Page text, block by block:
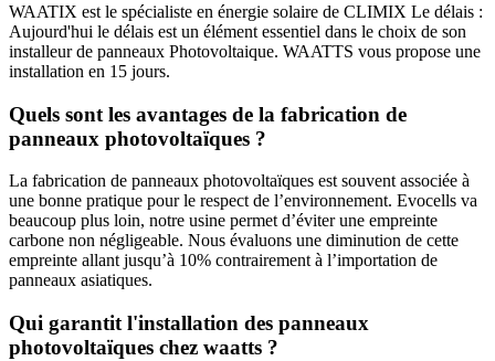
WAATIX est le spécialiste en énergie solaire de CLIMIX Le délais :
Aujourd'hui le délais est un élément essentiel dans le choix de son
installeur de panneaux Photovoltaique. WAATTS vous propose une
installation en 15 jours.
Quels sont les avantages de la fabrication de
panneaux photovoltaïques ?
La fabrication de panneaux photovoltaïques est souvent associée à
une bonne pratique pour le respect de l’environnement. Evocells va
beaucoup plus loin, notre usine permet d’éviter une empreinte
carbone non négligeable. Nous évaluons une diminution de cette
empreinte allant jusqu’à 10% contrairement à l’importation de
panneaux asiatiques.
Qui garantit l'installation des panneaux
photovoltaïques chez waatts ?